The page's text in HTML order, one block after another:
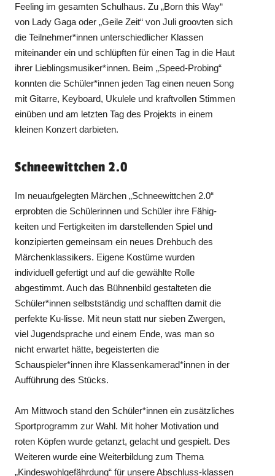
Feeling im gesamten Schulhaus. Zu „Born this Way“
von Lady Gaga oder „Geile Zeit“ von Juli groovten sich
die Teilnehmer*innen unterschiedlicher Klassen
miteinander ein und schlüpften für einen Tag in die Haut
ihrer Lieblingsmusiker*innen. Beim „Speed-Probing“
konnten die Schüler*innen jeden Tag einen neuen Song
mit Gitarre, Keyboard, Ukulele und kraftvollen Stimmen
einüben und am letzten Tag des Projekts in einem
kleinen Konzert darbieten.
Schneewittchen 2.0
Im neuaufgelegten Märchen „Schneewittchen 2.0“
erprobten die Schülerinnen und Schüler ihre Fähig-
keiten und Fertigkeiten im darstellenden Spiel und
konzipierten gemeinsam ein neues Drehbuch des
Märchenklassikers. Eigene Kostüme wurden
individuell gefertigt und auf die gewählte Rolle
abgestimmt. Auch das Bühnenbild gestalteten die
Schüler*innen selbstständig und schafften damit die
perfekte Ku-lisse. Mit neun statt nur sieben Zwergen,
viel Jugendsprache und einem Ende, was man so
nicht erwartet hätte, begeisterten die
Schauspieler*innen ihre Klassenkamerad*innen in der
Aufführung des Stücks.
Am Mittwoch stand den Schüler*innen ein zusätzliches
Sportprogramm zur Wahl. Mit hoher Motivation und
roten Köpfen wurde getanzt, gelacht und gespielt. Des
Weiteren wurde eine Weiterbildung zum Thema
„Kindeswohlgefährdung“ für unsere Abschluss-klassen